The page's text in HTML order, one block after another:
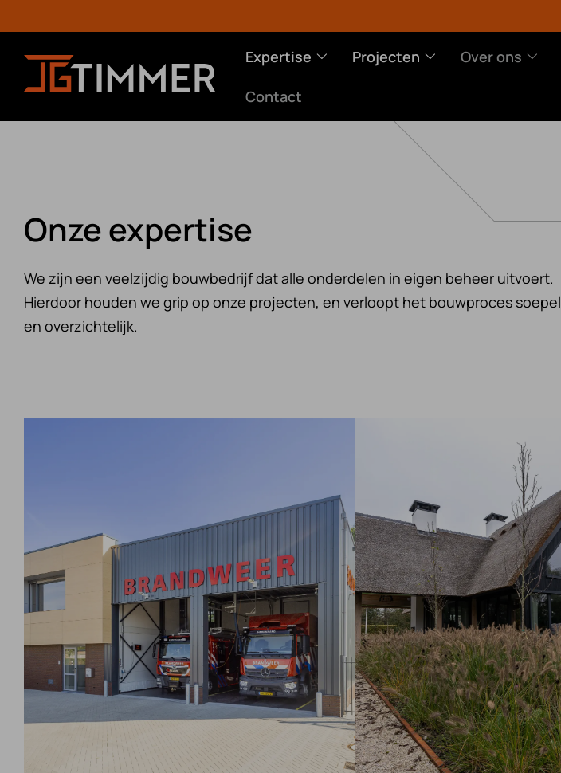
Expertise Projecten Over ons
Contact
Utiliteitsbouw
Houtskeletbouw
In beeld
Tips en advies
Onze expertise
We zijn een veelzijdig bouwbedrijf dat alle onderdelen in eigen beheer uitvoert.
Hierdoor houden we grip op onze projecten, en verloopt het bouwproces soepel
en overzichtelijk.